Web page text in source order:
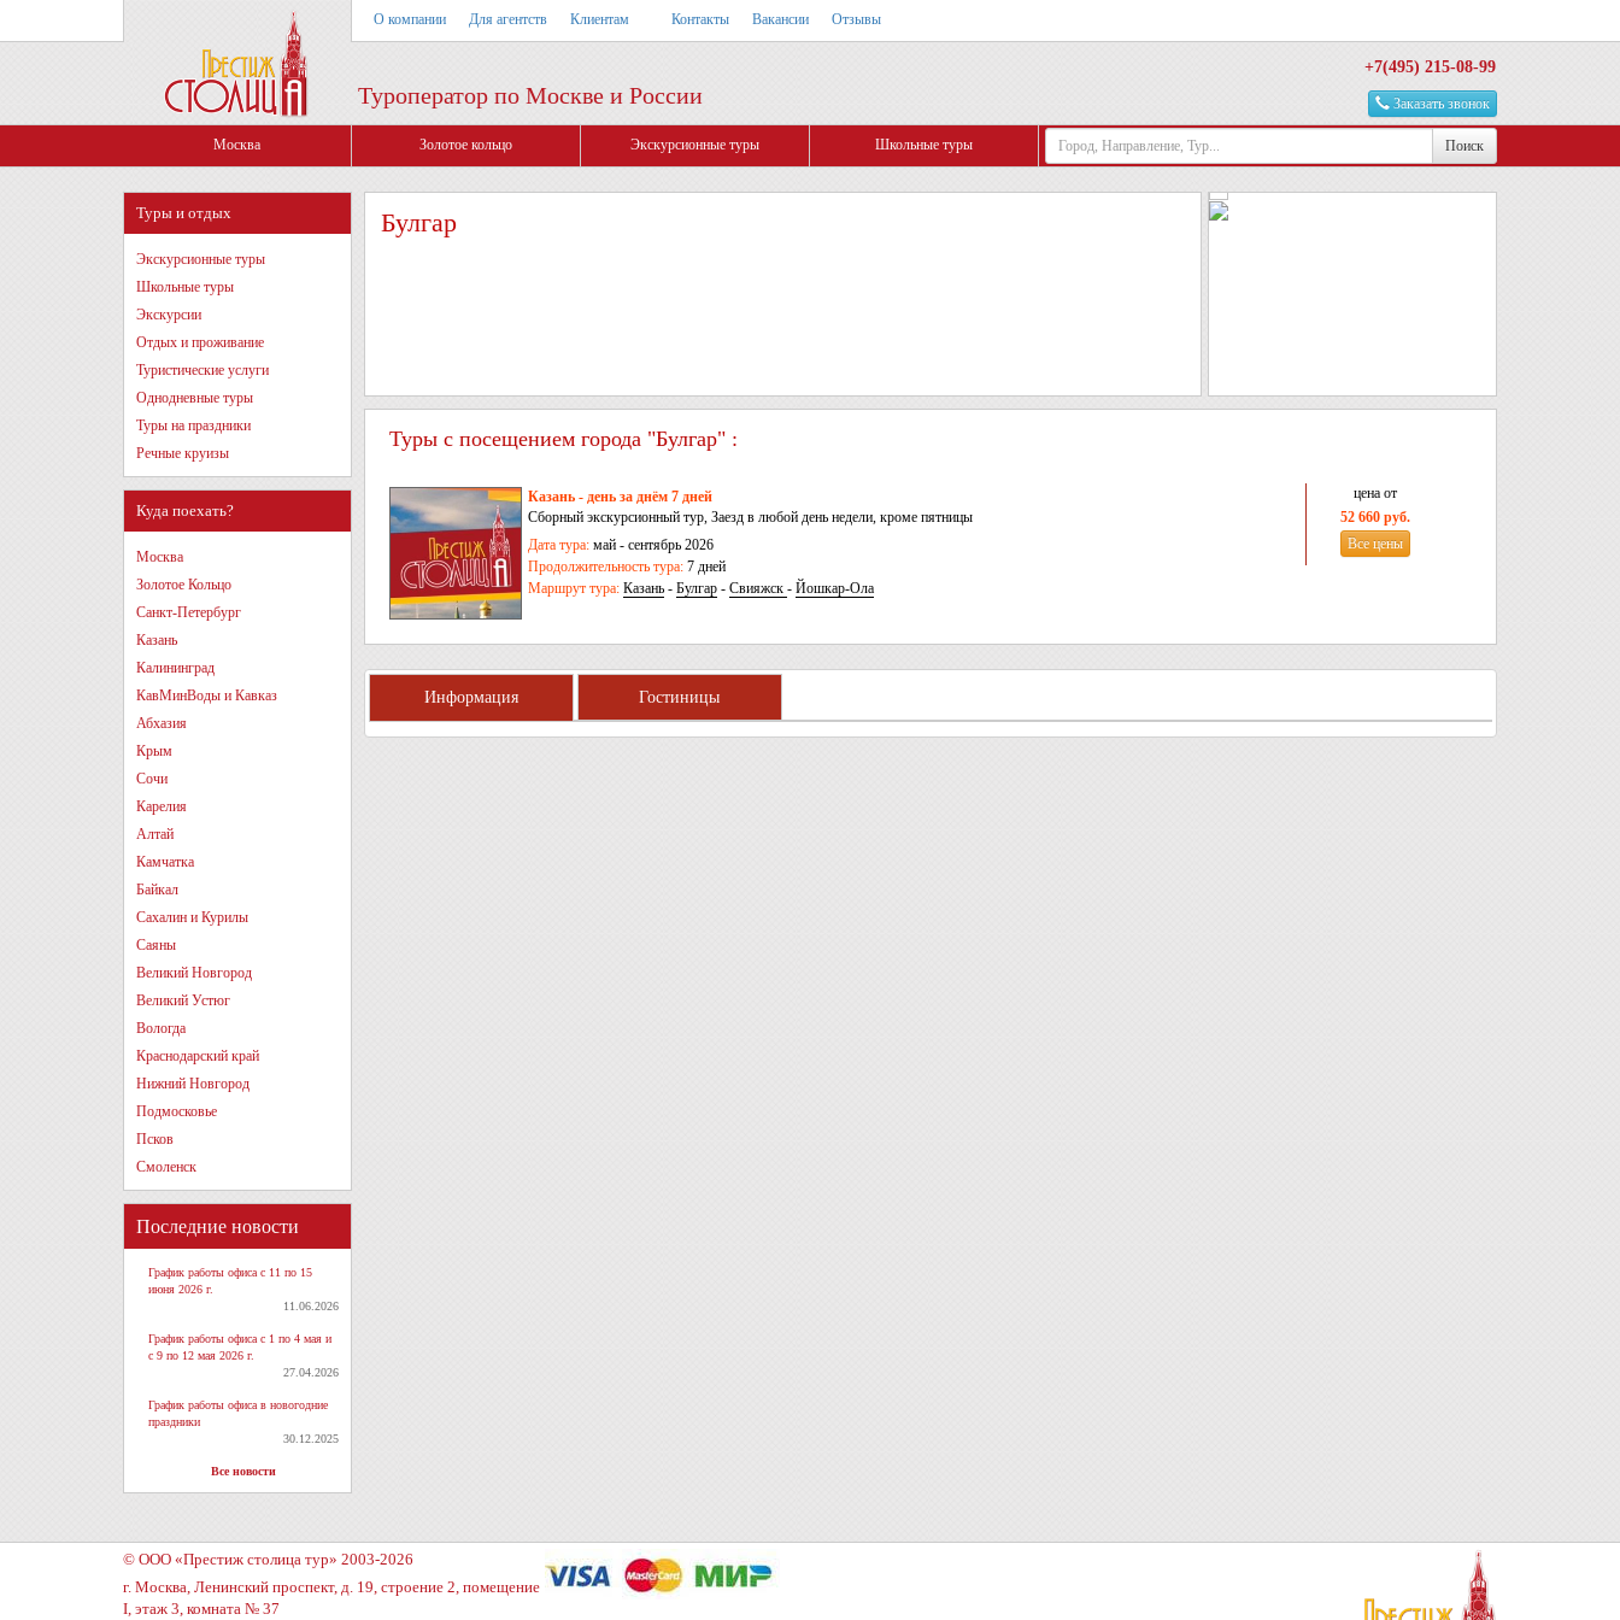
О компании Для агентств Клиентам Контакты Вакансии Отзывы
Туроператор по Москве и России
+7(495) 215-08-99
Заказать звонок
Москва Золотое кольцо Экскурсионные туры Школьные туры Поиск
Туры и отдых
Экскурсионные туры
Школьные туры
Экскурсии
Отдых и проживание
Туристические услуги
Однодневные туры
Туры на праздники
Речные круизы
Куда поехать?
Москва
Золотое Кольцо
Санкт-Петербург
Казань
Калининград
КавМинВоды и Кавказ
Абхазия
Крым
Сочи
Карелия
Алтай
Камчатка
Байкал
Сахалин и Курилы
Саяны
Великий Новгород
Великий Устюг
Вологда
Краснодарский край
Нижний Новгород
Подмосковье
Псков
Смоленск
Последние новости
График работы офиса с 11 по 15
июня 2026 г.
11.06.2026
График работы офиса с 1 по 4 мая и
с 9 по 12 мая 2026 г.
27.04.2026
График работы офиса в новогодние
праздники
30.12.2025
Все новости
Булгар
Туры с посещением города "Булгар" :
Казань - день за днём 7 дней
Сборный экскурсионный тур, Заезд в любой день недели, кроме пятницы
Дата тура: май - сентябрь 2026
Продолжительность тура: 7 дней
Маршрут тура: Казань - Булгар - Свияжск - Йошкар-Ола
цена от
52 660 руб.
Все цены
Информация Гостиницы
© ООО «Престиж столица тур» 2003-2026
г. Москва, Ленинский проспект, д. 19, строение 2, помещение
I, этаж 3, комната № 37